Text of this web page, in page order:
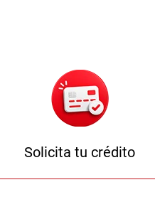
Solicita tu crédito